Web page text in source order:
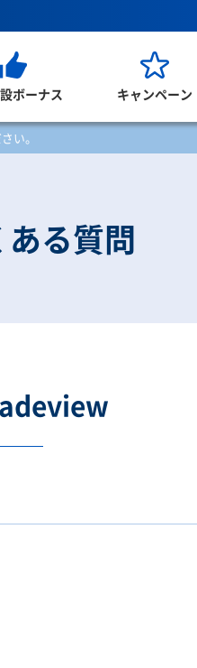
ボーナス キャンペーン
い。
ある質問